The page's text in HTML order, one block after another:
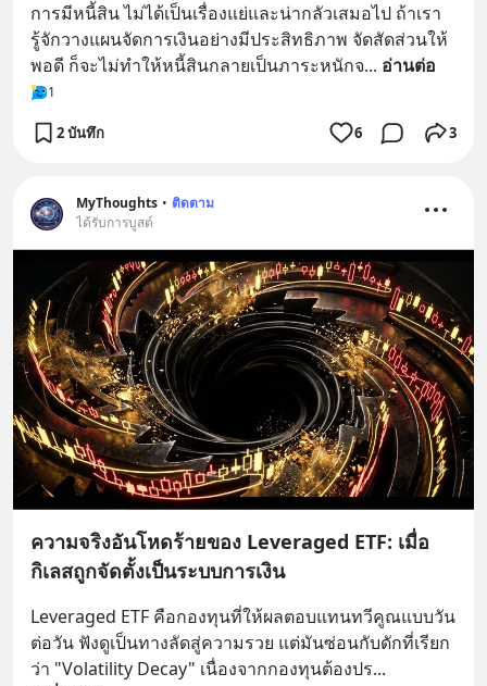
การมีหนี้สิน ไม่ได้เป็นเรื่องแย่และน่ากลัวเสมอไป ถ้าเรา
รู้จักวางแผนจัดการเงินอย่างมีประสิทธิภาพ จัดสัดส่วนให้
พอดี ก็จะไม่ทำให้หนี้สินกลายเป็นภาระหนักจ... อ่านต่อ
1
2 บันทึก 6 3
MyThoughts • ติดตาม
ได้รับการบูสต์
ความจริงอันโหดร้ายของ Leveraged ETF: เมื่อ
กิเลสถูกจัดตั้งเป็นระบบการเงิน
Leveraged ETF คือกองทุนที่ให้ผลตอบแทนทวีคูณแบบวัน
ต่อวัน ฟังดูเป็นทางลัดสู่ความรวย แต่มันซ่อนกับดักที่เรียก
ว่า "Volatility Decay" เนื่องจากกองทุนต้องปร...